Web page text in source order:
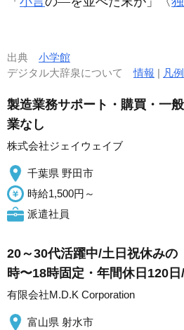
出典 小学館
デジタル大辞泉について情報 | 凡例
製造業務サポート・購買・一
業なし
株式会社ジェイウェイブ
千葉県 野田市
時給1,500円～
派遣社員
20～30代活躍中/土日祝休みの
時〜18時固定・年間休日120
有限会社M.D.K Corporation
富山県 射水市